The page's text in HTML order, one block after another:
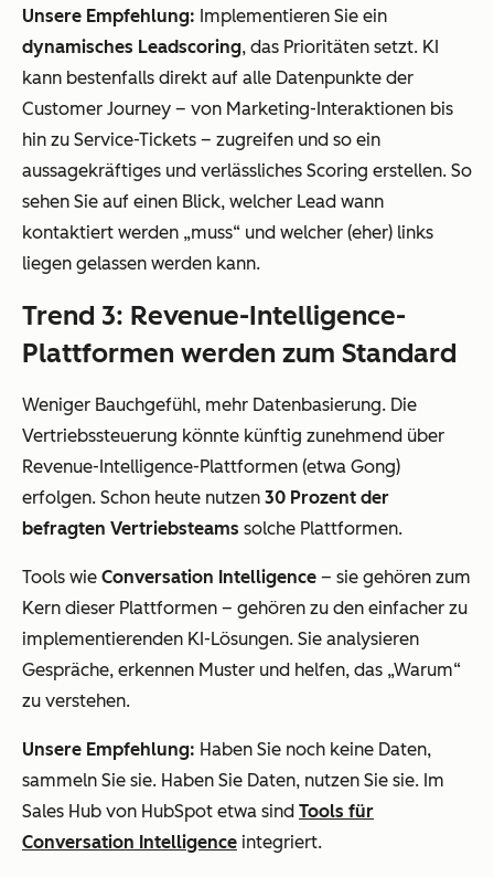
Unsere Empfehlung: Implementieren Sie ein
dynamisches Leadscoring, das Prioritäten setzt. KI
kann bestenfalls direkt auf alle Datenpunkte der
Customer Journey – von Marketing-Interaktionen bis
hin zu Service-Tickets – zugreifen und so ein
aussagekräftiges und verlässliches Scoring erstellen. So
sehen Sie auf einen Blick, welcher Lead wann
kontaktiert werden „muss“ und welcher (eher) links
liegen gelassen werden kann.
Trend 3: Revenue-Intelligence-
Plattformen werden zum Standard
Weniger Bauchgefühl, mehr Datenbasierung. Die
Vertriebssteuerung könnte künftig zunehmend über
Revenue-Intelligence-Plattformen (etwa Gong)
erfolgen. Schon heute nutzen 30 Prozent der
befragten Vertriebsteams solche Plattformen.
Tools wie Conversation Intelligence – sie gehören zum
Kern dieser Plattformen – gehören zu den einfacher zu
implementierenden KI-Lösungen. Sie analysieren
Gespräche, erkennen Muster und helfen, das „Warum“
zu verstehen.
Unsere Empfehlung: Haben Sie noch keine Daten,
sammeln Sie sie. Haben Sie Daten, nutzen Sie sie. Im
Sales Hub von HubSpot etwa sind Tools für
Conversation Intelligence integriert.